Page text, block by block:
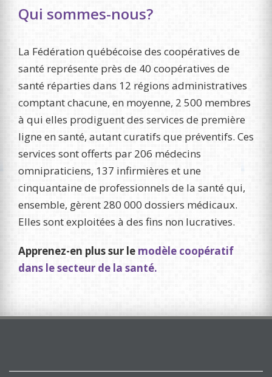
Qui sommes-nous?
La Fédération québécoise des coopératives de
santé représente près de 40 coopératives de
santé réparties dans 12 régions administratives
comptant chacune, en moyenne, 2 500 membres
à qui elles prodiguent des services de première
ligne en santé, autant curatifs que préventifs. Ces
services sont offerts par 206 médecins
omnipraticiens, 137 infirmières et une
cinquantaine de professionnels de la santé qui,
ensemble, gèrent 280 000 dossiers médicaux.
Elles sont exploitées à des fins non lucratives.
Apprenez-en plus sur le modèle coopératif
dans le secteur de la santé.